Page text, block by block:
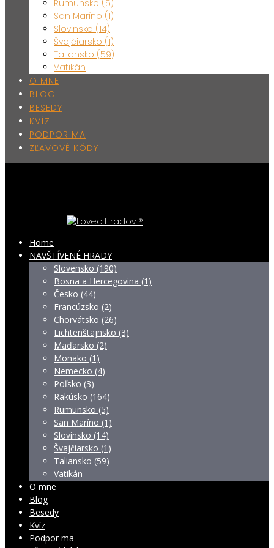
Rumunsko (5)
San Maríno (1)
Slovinsko (14)
Švajčiarsko (1)
Taliansko (59)
Vatikán
O MNE
BLOG
BESEDY
KVÍZ
PODPOR MA
ZĽAVOVÉ KÓDY
Home
NAVŠTÍVENÉ HRADY
Slovensko (190)
Bosna a Hercegovina (1)
Česko (44)
Francúzsko (2)
Chorvátsko (26)
Lichtenštajnsko (3)
Maďarsko (2)
Monako (1)
Nemecko (4)
Poľsko (3)
Rakúsko (164)
Rumunsko (5)
San Maríno (1)
Slovinsko (14)
Švajčiarsko (1)
Taliansko (59)
Vatikán
O mne
Blog
Besedy
Kvíz
Podpor ma